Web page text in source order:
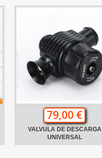
79,00 €
VALVULA DE DESCARGA
UNIVERSAL